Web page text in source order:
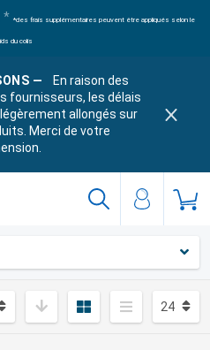
*des frais supplémentaires peuvent être appliqués selon le
du colis
—
En raison des
fournisseurs, les délais
allongés sur
Merci de votre